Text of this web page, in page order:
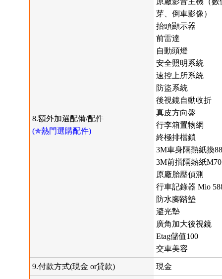
8.額外加選配備/配件
(✯熱門選購配件)
芽、倒車影像）
抬頭顯示器
前雷達
自動頭燈
安全照明系統
速控上所系統
防盜系統
後視鏡自動收折
真皮方向盤
行李箱置物網
終極排檔鎖
3M車身隔熱紙換
3M前擋隔熱紙M70
原廠胎壓偵測
行車記錄器 Mio
防水腳踏墊
避光墊
廣角加大後視鏡
Etag儲值100
交車美容
9.付款方式(現金 or貸款) 現金